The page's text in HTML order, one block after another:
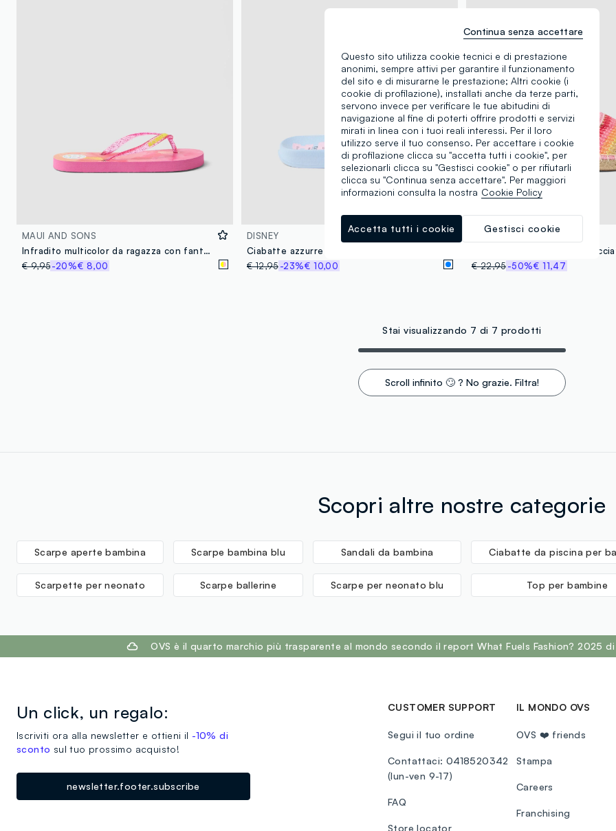
MAUI AND SONS
Infradito multicolor da ragazza con fantasia
€ 9,95-20%€ 8,00
DISNEY
€ 12,95-23%€ 10,00
PIOMBO KIDS
€ 22,95-50%€ 11,47
Stai visualizzando 7 di 7 prodotti
Scroll infinito 🙄 ? No grazie. Filtra!
Scopri altre nostre categorie
Scarpe aperte bambina Scarpe bambina blu Sandali da bambina Ciabatte da piscina per
Scarpette per neonato Scarpe ballerine Scarpe per neonato blu Top per bambine
OVS è il quarto marchio più trasparente al mondo secondo il report What Fuels Fashion? 2025 di
Un click, un regalo:
Iscriviti ora alla newsletter e ottieni il -10% di
sconto sul tuo prossimo acquisto!
newsletter.footer.subscribe
CUSTOMER SUPPORT
Segui il tuo ordine
Contattaci: 0418520342
(lun-ven 9-17)
FAQ
Store locator
IL MONDO OVS
OVS ❤️ friends
Stampa
Careers
Franchising
Questo sito utilizza cookie tecnici e di prestazione
anonimi, sempre attivi per garantire il funzionamento
del sito e di misurarne le prestazione; Altri cookie (i
cookie di profilazione), installati anche da terze parti,
servono invece per verificare le tue abitudini di
navigazione al fine di poterti offrire prodotti e servizi
mirati in linea con i tuoi reali interessi. Per il loro
utilizzo serve il tuo consenso. Per accettare i cookie
di profilazione clicca su "accetta tutti i cookie", per
selezionarli clicca su "Gestisci cookie" o per rifiutarli
clicca su "Continua senza accettare". Per maggiori
informazioni consulta la nostra Cookie Policy
Gestisci cookie
Accetta tutti i cookie
Continua senza accettare